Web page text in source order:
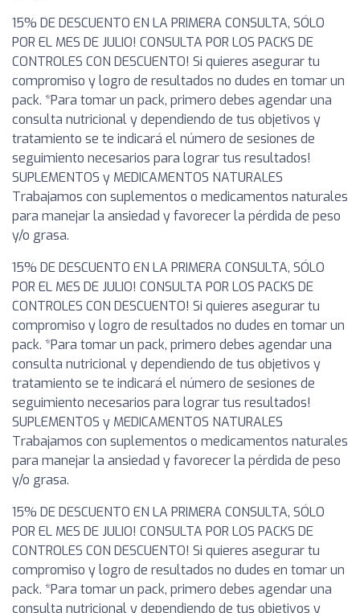
15% DE DESCUENTO EN LA PRIMERA CONSULTA, SÓLO
POR EL MES DE JULIO! CONSULTA POR LOS PACKS DE
CONTROLES CON DESCUENTO! Si quieres asegurar tu
compromiso y logro de resultados no dudes en tomar un
pack. *Para tomar un pack, primero debes agendar una
consulta nutricional y dependiendo de tus objetivos y
tratamiento se te indicará el número de sesiones de
seguimiento necesarios para lograr tus resultados!
SUPLEMENTOS y MEDICAMENTOS NATURALES
Trabajamos con suplementos o medicamentos naturales
para manejar la ansiedad y favorecer la pérdida de peso
y/o grasa.
15% DE DESCUENTO EN LA PRIMERA CONSULTA, SÓLO
POR EL MES DE JULIO! CONSULTA POR LOS PACKS DE
CONTROLES CON DESCUENTO! Si quieres asegurar tu
compromiso y logro de resultados no dudes en tomar un
pack. *Para tomar un pack, primero debes agendar una
consulta nutricional y dependiendo de tus objetivos y
tratamiento se te indicará el número de sesiones de
seguimiento necesarios para lograr tus resultados!
SUPLEMENTOS y MEDICAMENTOS NATURALES
Trabajamos con suplementos o medicamentos naturales
para manejar la ansiedad y favorecer la pérdida de peso
y/o grasa.
15% DE DESCUENTO EN LA PRIMERA CONSULTA, SÓLO
POR EL MES DE JULIO! CONSULTA POR LOS PACKS DE
CONTROLES CON DESCUENTO! Si quieres asegurar tu
compromiso y logro de resultados no dudes en tomar un
pack. *Para tomar un pack, primero debes agendar una
consulta nutricional y dependiendo de tus objetivos y